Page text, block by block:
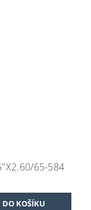
65-584